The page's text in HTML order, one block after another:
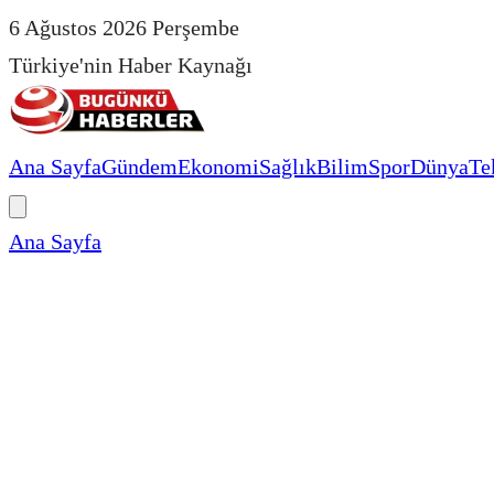
6 Ağustos 2026 Perşembe
Türkiye'nin Haber Kaynağı
Ana SayfaGündemEkonomiSağlıkBilimSporDünya
Ana Sayfa